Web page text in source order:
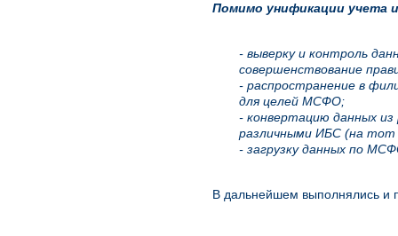
Помимо унификации учета
- выверку и контроль
совершенствование
- распространение в
для целей МСФО;
- конвертацию данных
различными ИБС (на тот
- загрузку данных по
В дальнейшем выполнялись и